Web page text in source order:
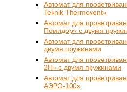
Автомат для
Teknik Thermovent»
Автомат для
Помидор» с двумя
Автомат для
двумя пружинами
Автомат для
2Н» с двумя пружинами
Автомат для
АЭРО-100»